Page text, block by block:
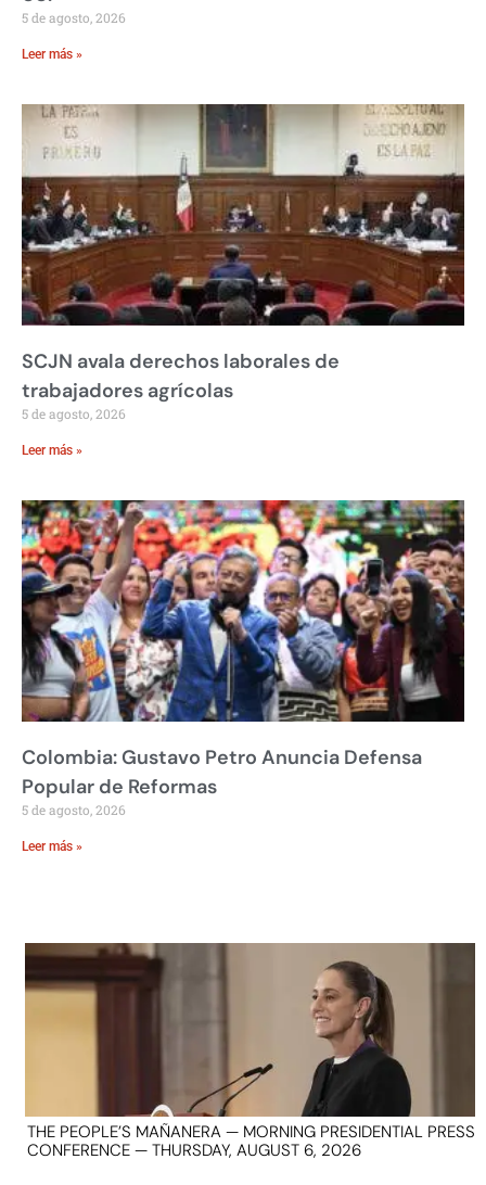
5 de agosto, 2026
Leer más »
SCJN avala derechos laborales de
trabajadores agrícolas
5 de agosto, 2026
Leer más »
Colombia: Gustavo Petro Anuncia Defensa
Popular de Reformas
5 de agosto, 2026
Leer más »
THE PEOPLE’S MAÑANERA — MORNING PRESIDENTIAL PRESS
CONFERENCE — THURSDAY, AUGUST 6, 2026